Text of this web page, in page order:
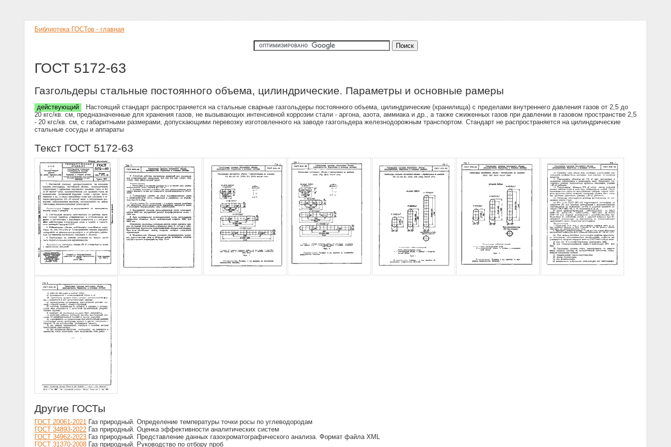
Библиотека ГОСТов - главная
ГОСТ 5172-63
Газгольдеры стальные постоянного объема, цилиндрические. Параметры и основные рамеры
действующий
Настоящий стандарт распространяется на стальные сварные газгольдеры постоянного объема, цилиндрические (хранилища) с пределами внутреннего давления газов от 2,5 до
20 кгс/кв. см, предназначенные для хранения газов, не вызывающих интенсивной коррозии стали - аргона, азота, аммиака и др., а также сжиженных газов при давлении в газовом пространстве 2,5
- 20 кгс/кв. см, с габаритными размерами, допускающими перевозку изготовленного на заводе газгольдера железнодорожным транспортом. Стандарт не распространяется на цилиндрические
стальные сосуды и аппараты
Текст ГОСТ 5172-63
Другие ГОСТы
ГОСТ 20061-2021 Газ природный. Определение температуры точки росы по углеводородам
ГОСТ 34893-2022 Газ природный. Оценка эффективности аналитических систем
ГОСТ 34962-2023 Газ природный. Представление данных газохроматографического анализа. Формат файла XML
ГОСТ 31370-2008 Газ природный. Руководство по отбору проб